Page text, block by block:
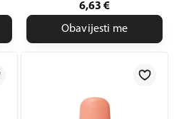
6,63 €
Obavijesti me